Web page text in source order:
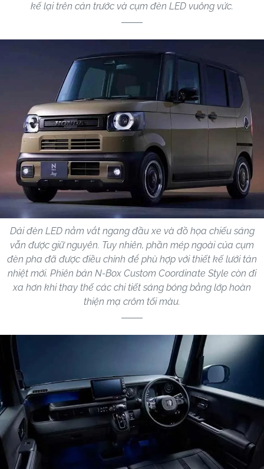
kế lại trên cản trước và cụm đèn LED vuông vức.
Dải đèn LED nằm vắt ngang đầu xe và đồ họa chiếu sáng
vẫn được giữ nguyên. Tuy nhiên, phần mép ngoài của cụm
đèn pha đã được điều chỉnh để phù hợp với thiết kế lưới tản
nhiệt mới. Phiên bản N-Box Custom Coordinate Style còn đi
xa hơn khi thay thế các chi tiết sáng bóng bằng lớp hoàn
thiện mạ crôm tối màu.